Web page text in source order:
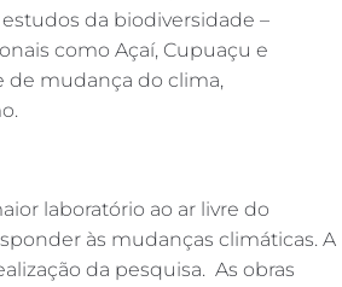
da biodiversidade –
como Açaí, Cupuaçu e
de mudança do clima,
laboratório ao ar livre do
às mudanças climáticas. A
da pesquisa. As obras